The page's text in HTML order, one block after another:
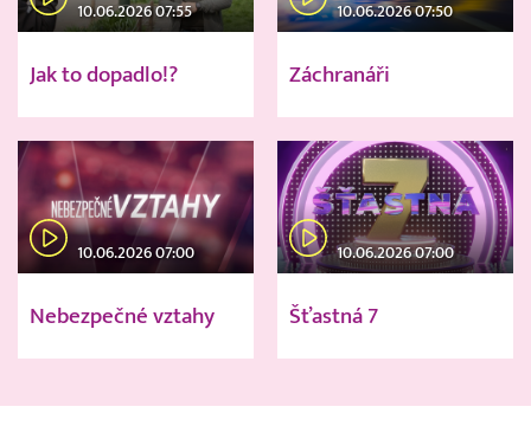
10.06.2026 07:55
Jak to dopadlo!?
10.06.2026 07:50
Záchranáři
10.06.2026 07:00
Nebezpečné vztahy
10.06.2026 07:00
Šťastná 7